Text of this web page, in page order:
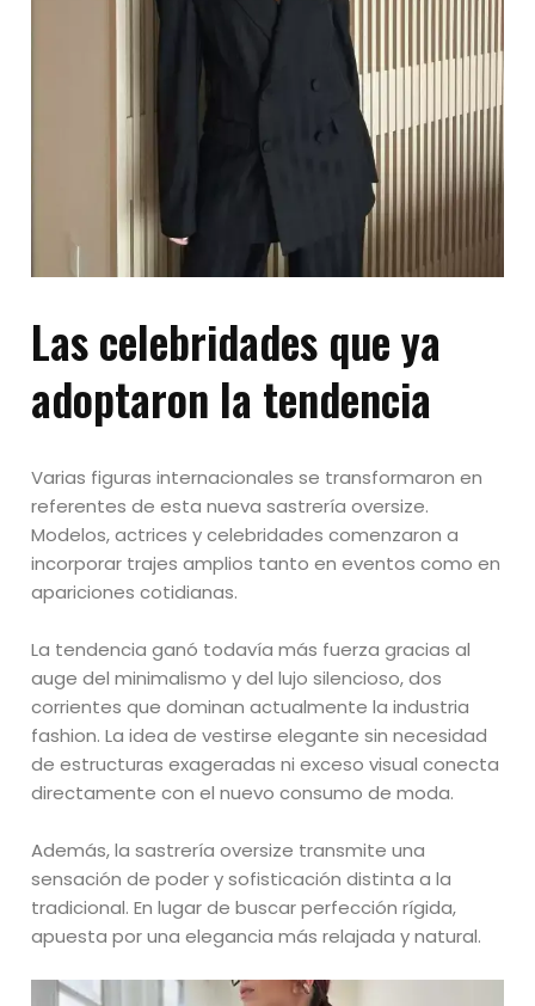
Las celebridades que ya
adoptaron la tendencia
Varias figuras internacionales se transformaron en
referentes de esta nueva sastrería oversize.
Modelos, actrices y celebridades comenzaron a
incorporar trajes amplios tanto en eventos como en
apariciones cotidianas.
La tendencia ganó todavía más fuerza gracias al
auge del minimalismo y del lujo silencioso, dos
corrientes que dominan actualmente la industria
fashion. La idea de vestirse elegante sin necesidad
de estructuras exageradas ni exceso visual conecta
directamente con el nuevo consumo de moda.
Además, la sastrería oversize transmite una
sensación de poder y sofisticación distinta a la
tradicional. En lugar de buscar perfección rígida,
apuesta por una elegancia más relajada y natural.